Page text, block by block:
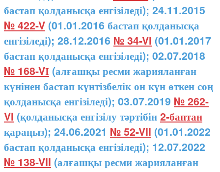
бастап қолданысқа енгізіледі); 24.11.2015
№ 422-V (01.01.2016 бастап қолданысқа
енгізіледі); 28.12.2016 № 34-VI (01.01.2017
бастап қолданысқа енгізіледі); 02.07.2018
№ 168-VІ (алғашқы ресми жарияланған
күнінен бастап күнтізбелік он күн өткен соң
қолданысқа енгізіледі); 03.07.2019 № 262-
VI (қолданысқа енгізілу тәртібін2-баптан
қараңыз); 24.06.2021 № 52-VII (01.01.2022
бастап қолданысқа енгізіледі); 12.07.2022
№ 138-VII (алғашқы ресми жарияланған